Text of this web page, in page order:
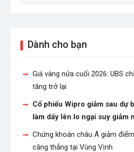
Dành cho bạn
Giá vàng nửa cuối 2026: UBS
tăng trở lại
Cổ phiếu Wipro giảm sau dự
làm dấy lên lo ngại suy giảm
Chứng khoán châu Á giảm
căng thẳng tại Vùng Vịnh